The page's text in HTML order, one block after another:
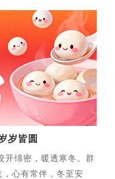
岁皆圆
开绵密，暖透寒冬。群
心有常伴，冬至安